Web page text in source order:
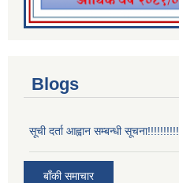
Blogs
सूची दर्ता आह्वान सम्बन्धी सूचना!!!!!!!!!!
बाँकी समाचार